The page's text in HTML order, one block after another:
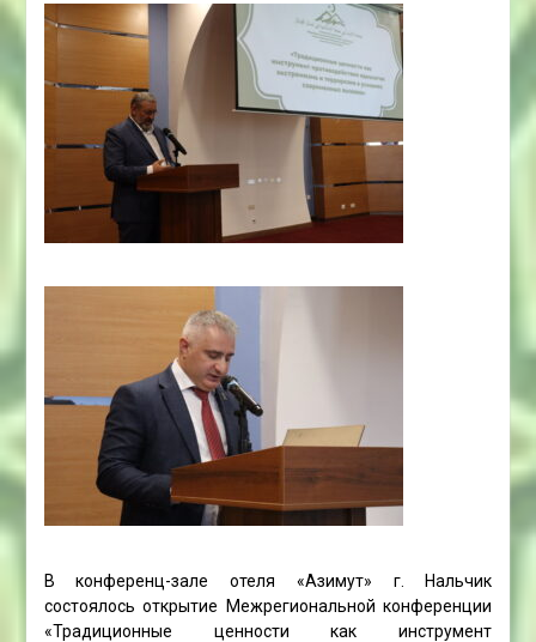
В конференц-зале отеля «Азимут» г. Нальчик
состоялось открытие Межрегиональной конференции
«Традиционные ценности как инструмент